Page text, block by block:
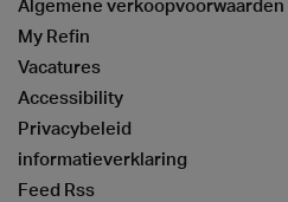
Algemene verkoopvoorwaarden
My Refin
Vacatures
Accessibility
Privacybeleid
informatieverklaring
Feed Rss